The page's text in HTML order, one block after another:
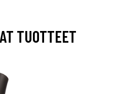
TUOTTEET